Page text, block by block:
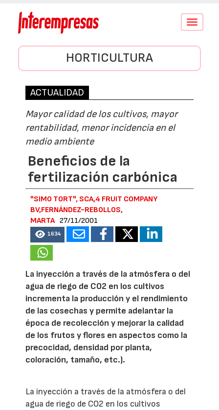
Conmutar
HORTICULTURA
ACTUALIDAD
Mayor calidad de los cultivos, mayor
rentabilidad, menor incidencia en el
medio ambiente
Beneficios de la
fertilización carbónica
"SIMO TORT", SCA,4 FRUIT COMPANY
BV,FERNÁNDEZ-REBOLLOS,
MARTA 27/11/2001
1634
La inyección a través de la atmósfera o del
agua de riego de CO2 en los cultivos
incrementa la producción y el rendimiento
de las cosechas y permite adelantar la
época de recolección y mejorar la calidad
de los frutos y flores en aspectos como la
precocidad, densidad por planta,
coloración, tamaño, etc.).
La inyección a través de la atmósfera o del
agua de riego de CO2 en los cultivos